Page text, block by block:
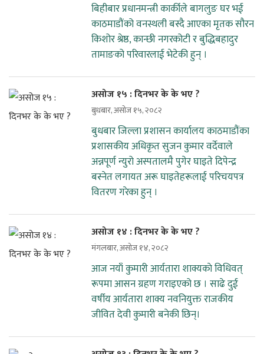
बिहीबार प्रधानमन्त्री कार्कीले बागलुङ घर भई
काठमाडौंको वनस्थली बस्दै आएका मृतक सौरन
किशोर श्रेष्ठ, कान्छी नगरकोटी र बुद्धिबहादुर
तामाङको परिवारलाई भेटेकी हुन् ।
असोज १५ : दिनभर के के भए ?
बुधबार, असोज १५, २०८२
बुधबार जिल्ला प्रशासन कार्यालय काठमाडौंका
प्रशासकीय अधिकृत सुजन कुमार वर्देवाले
अन्नपूर्ण न्युरो अस्पतालमै पुगेर घाइते दिपेन्द्र
बस्नेत लगायत अरू घाइतेहरूलाई परिचयपत्र
वितरण गरेका हुन् ।
असोज १४ : दिनभर के के भए ?
मंगलबार, असोज १४, २०८२
आज नयाँ कुमारी आर्यतारा शाक्यकाे विधिवत्
रूपमा आसन ग्रहण गराइएको छ । साढे दुई
वर्षीय आर्यतारा शाक्य नवनियुक्त राजकीय
जीवित देवी कुमारी बनेकी छिन्।